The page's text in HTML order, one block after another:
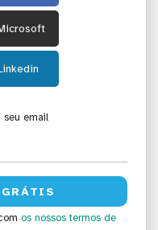
email
os nossos termos de